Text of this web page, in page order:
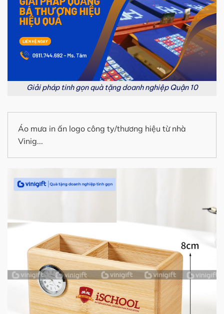
Giải pháp tinh gọn quà tặng doanh nghiệp Quận 10
Áo mưa in ấn logo công ty/thương hiệu từ nhà
Vinig...